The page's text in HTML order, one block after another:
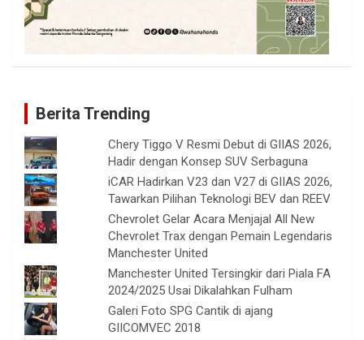
Berita Trending
Chery Tiggo V Resmi Debut di GIIAS 2026,
Hadir dengan Konsep SUV Serbaguna
iCAR Hadirkan V23 dan V27 di GIIAS 2026,
Tawarkan Pilihan Teknologi BEV dan REEV
Chevrolet Gelar Acara Menjajal All New
Chevrolet Trax dengan Pemain Legendaris
Manchester United
Manchester United Tersingkir dari Piala FA
2024/2025 Usai Dikalahkan Fulham
Galeri Foto SPG Cantik di ajang
GIICOMVEC 2018